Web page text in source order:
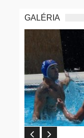
GALÉRIA